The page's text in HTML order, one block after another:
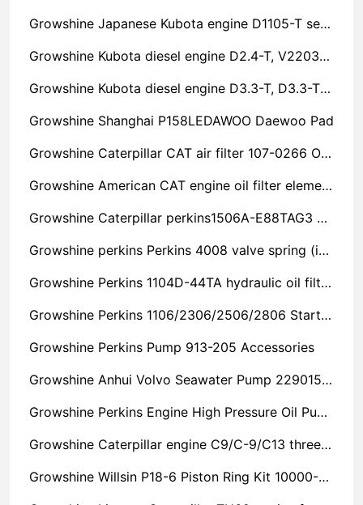
Growshine Japanese Kubota engine D1105-T service phone
Growshine Kubota diesel engine D2.4-T, V2203-T piston sales
Growshine Kubota diesel engine D3.3-T, D3.3-T piston sales
Growshine Shanghai P158LEDAWOO Daewoo Pad
Growshine Caterpillar CAT air filter 107-0266 Original direct delivery to Guizhou
Growshine American CAT engine oil filter element 1R-0749 original straight hair Inner Mongolia
Growshine Caterpillar perkins1506A-E88TAG3 Accessories T434865 Catheter
Growshine perkins Perkins 4008 valve spring (inside) valve spring (inside) 740/106 specifications Price
Growshine Perkins 1104D-44TA hydraulic oil filter express delivery
Growshine Perkins 1106/2306/2506/2806 Starting Motor CH12807 Full Discount Surprise
Growshine Perkins Pump 913-205 Accessories
Growshine Anhui Volvo Seawater Pump 22901573 Original Original Parts
Growshine Perkins Engine High Pressure Oil Pump T432613 Agent Sales
Growshine Caterpillar engine C9/C-9/C13 three-cylinder/four-cylinder/six-cylinder machine parts
Growshine Willsin P18-6 Piston Ring Kit 10000-12726 Fan Belt 10000-06096 spare parts sales high quality